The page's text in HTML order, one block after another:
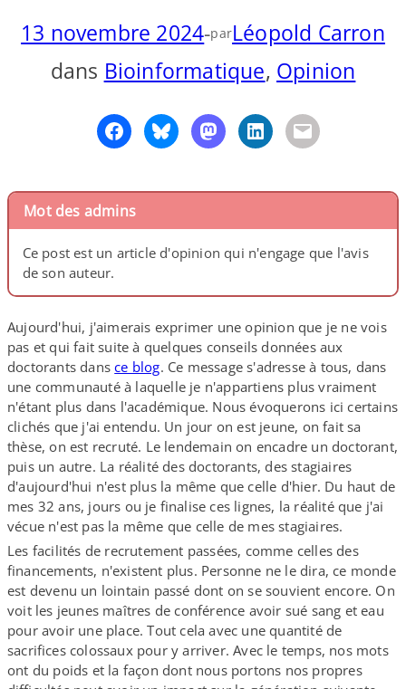
13 novembre 2024-parLéopold Carron
dans Bioinformatique, Opinion
Mot des admins
Ce post est un article d'opinion qui n'engage que l'avis
de son auteur.
Aujourd'hui, j'aimerais exprimer une opinion que je ne vois
pas et qui fait suite à quelques conseils données aux
doctorants dansce blog. Ce message s'adresse à tous, dans
une communauté à laquelle je n'appartiens plus vraiment
n'étant plus dans l'académique. Nous évoquerons ici certains
clichés que j'ai entendu. Un jour on est jeune, on fait sa
thèse, on est recruté. Le lendemain on encadre un doctorant,
puis un autre. La réalité des doctorants, des stagiaires
d'aujourd'hui n'est plus la même que celle d'hier. Du haut de
mes 32 ans, jours ou je finalise ces lignes, la réalité que j'ai
vécue n'est pas la même que celle de mes stagiaires.
Les facilités de recrutement passées, comme celles des
financements, n'existent plus. Personne ne le dira, ce monde
est devenu un lointain passé dont on se souvient encore. On
voit les jeunes maîtres de conférence avoir sué sang et eau
pour avoir une place. Tout cela avec une quantité de
sacrifices colossaux pour y arriver. Avec le temps, nos mots
ont du poids et la façon dont nous portons nos propres